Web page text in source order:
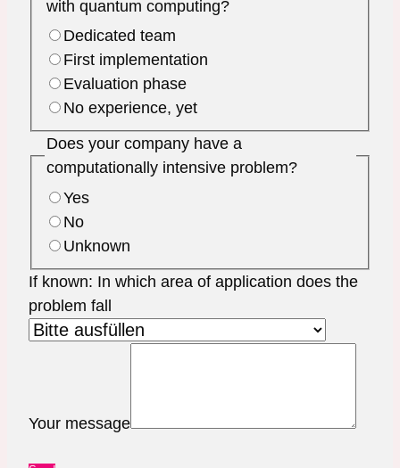
with quantum computing?
Dedicated team
First implementation
Evaluation phase
No experience, yet
Does your company have a
computationally intensive problem?
Yes
No
Unknown
If known: In which area of application does the
problem fall
Your message